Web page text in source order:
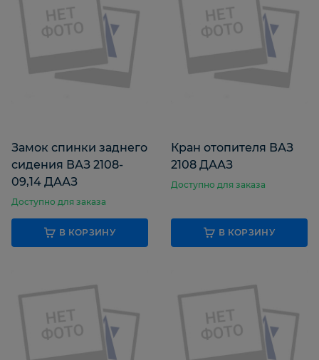
Замок спинки заднего
сидения ВАЗ 2108-
09,14 ДААЗ
Доступно для заказа
В КОРЗИНУ
Кран отопителя ВАЗ
2108 ДААЗ
Доступно для заказа
В КОРЗИНУ